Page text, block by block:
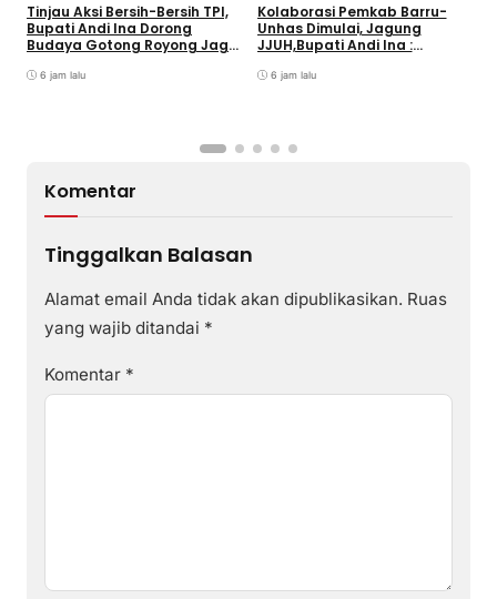
Tinjau Aksi Bersih-Bersih TPI,
Bupati Andi Ina Dorong
Budaya Gotong Royong Jaga
6 jam lalu
Kolaborasi Pemkab Barru-
Unhas Dimulai, Jagung
JJUH,Bupati Andi Ina :
Petani
6 jam lalu
Komentar
Tinggalkan Balasan
Alamat email Anda tidak akan dipublikasikan. Ruas
yang wajib ditandai *
Komentar *